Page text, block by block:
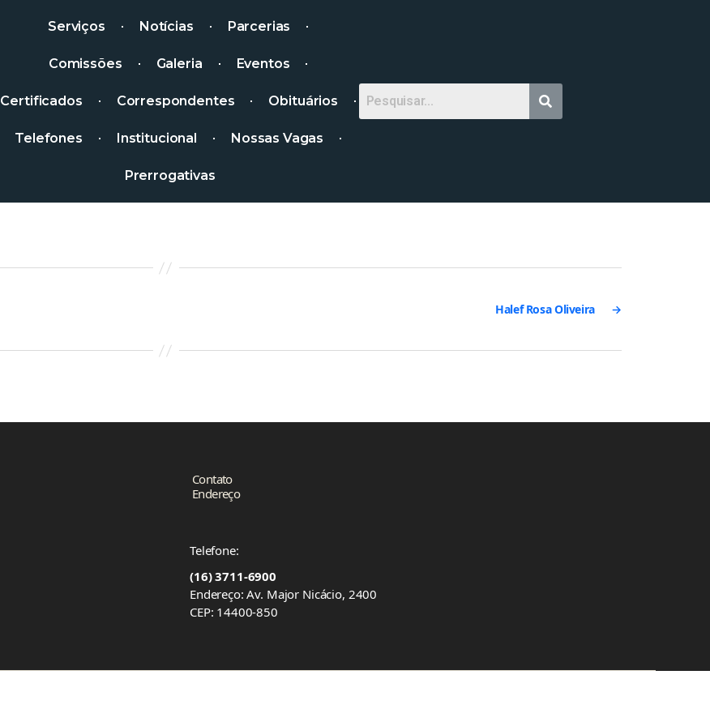
Serviços Notícias Parcerias
Comissões Galeria Eventos
Certificados Correspondentes Obituários
Telefones Institucional Nossas Vagas
Prerrogativas
→
Halef Rosa Oliveira
Contato
Endereço
Telefone:
(16) 3711-6900
Endereço: Av. Major Nicácio, 2400
CEP: 14400-850